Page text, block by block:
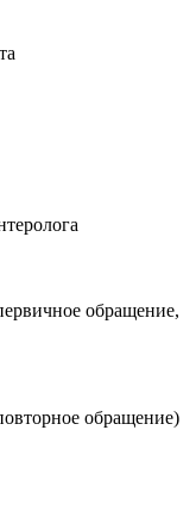
обращение,
обращение)